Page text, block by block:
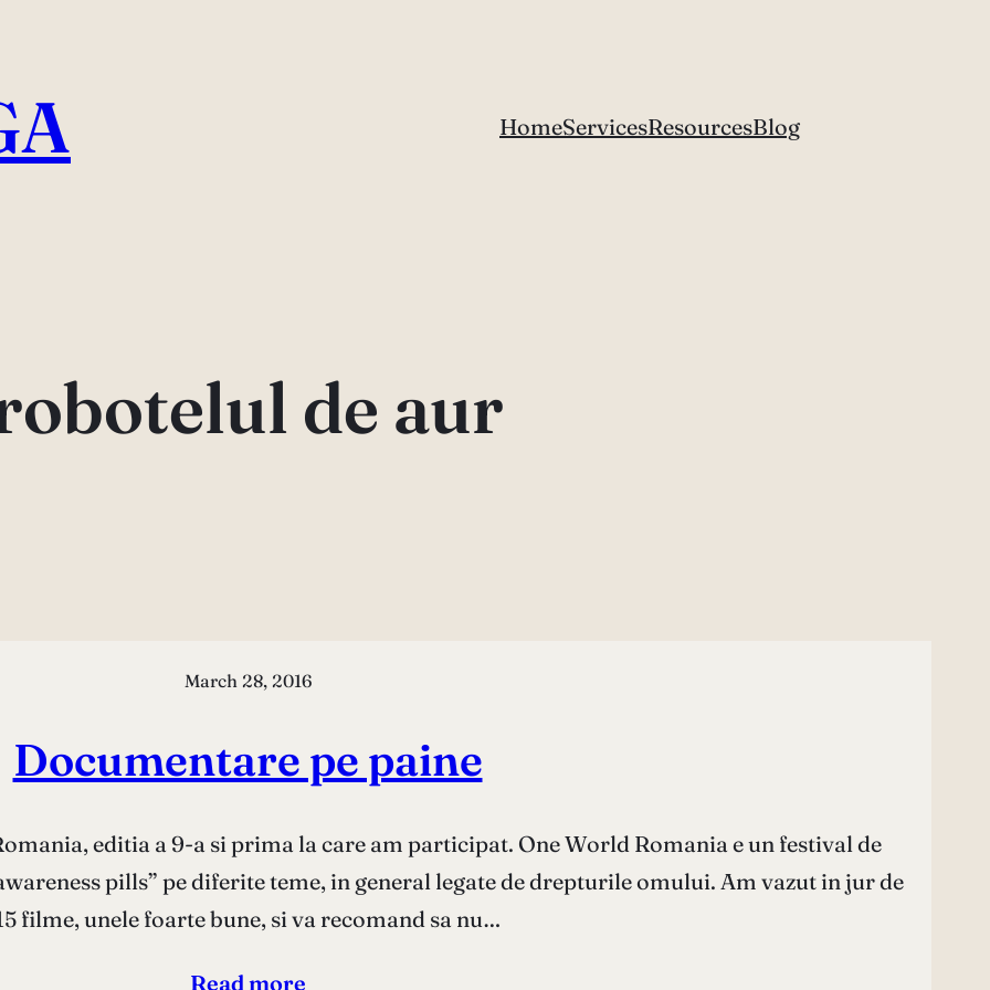
HomeServicesResourcesBlog
de aur
March 28, 2016
Documentare pe paine
editia a 9-a si prima la care am participat. One World Romania e un festival de
pills” pe diferite teme, in general legate de drepturile omului. Am vazut in jur de
filme, unele foarte bune, si va recomand sa nu…
Read more